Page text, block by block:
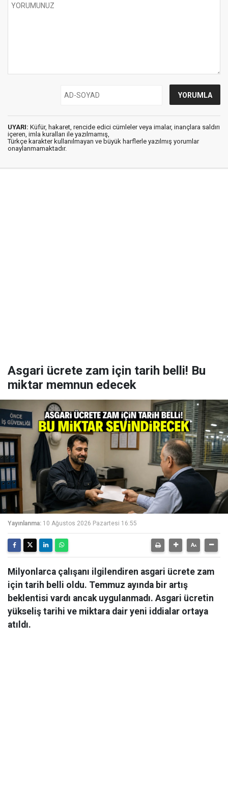
UYARI: Küfür, hakaret, rencide edici cümleler veya imalar, inançlara saldırı
içeren, imla kuralları ile yazılmamış,
Türkçe karakter kullanılmayan ve büyük harflerle yazılmış yorumlar
onaylanmamaktadır.
Asgari ücrete zam için tarih belli! Bu
miktar memnun edecek
Yayınlanma: 10 Ağustos 2026 Pazartesi 16:55
Milyonlarca çalışanı ilgilendiren asgari ücrete zam
için tarih belli oldu. Temmuz ayında bir artış
beklentisi vardı ancak uygulanmadı. Asgari ücretin
yükseliş tarihi ve miktara dair yeni iddialar ortaya
atıldı.